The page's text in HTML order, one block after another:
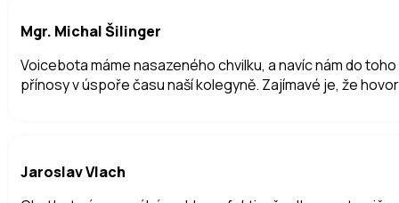
Mgr. Michal Šilinger
Voicebota máme nasazeného chvilku, a navíc nám do
přínosy v úspoře času naší kolegyně. Zajímavé je, že
Jaroslav Vlach